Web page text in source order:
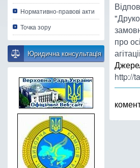
Нормативно-правові акти
Точка зору
Юридична консультацiя
про
http://